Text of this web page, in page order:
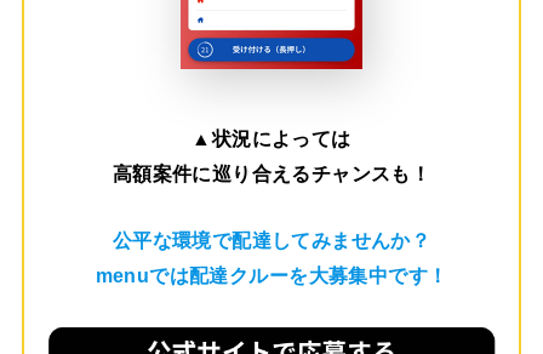
▲状況によっては
高額案件に巡り合えるチャンスも！
公平な環境で配達してみませんか？
menuでは配達クルーを大募集中です！